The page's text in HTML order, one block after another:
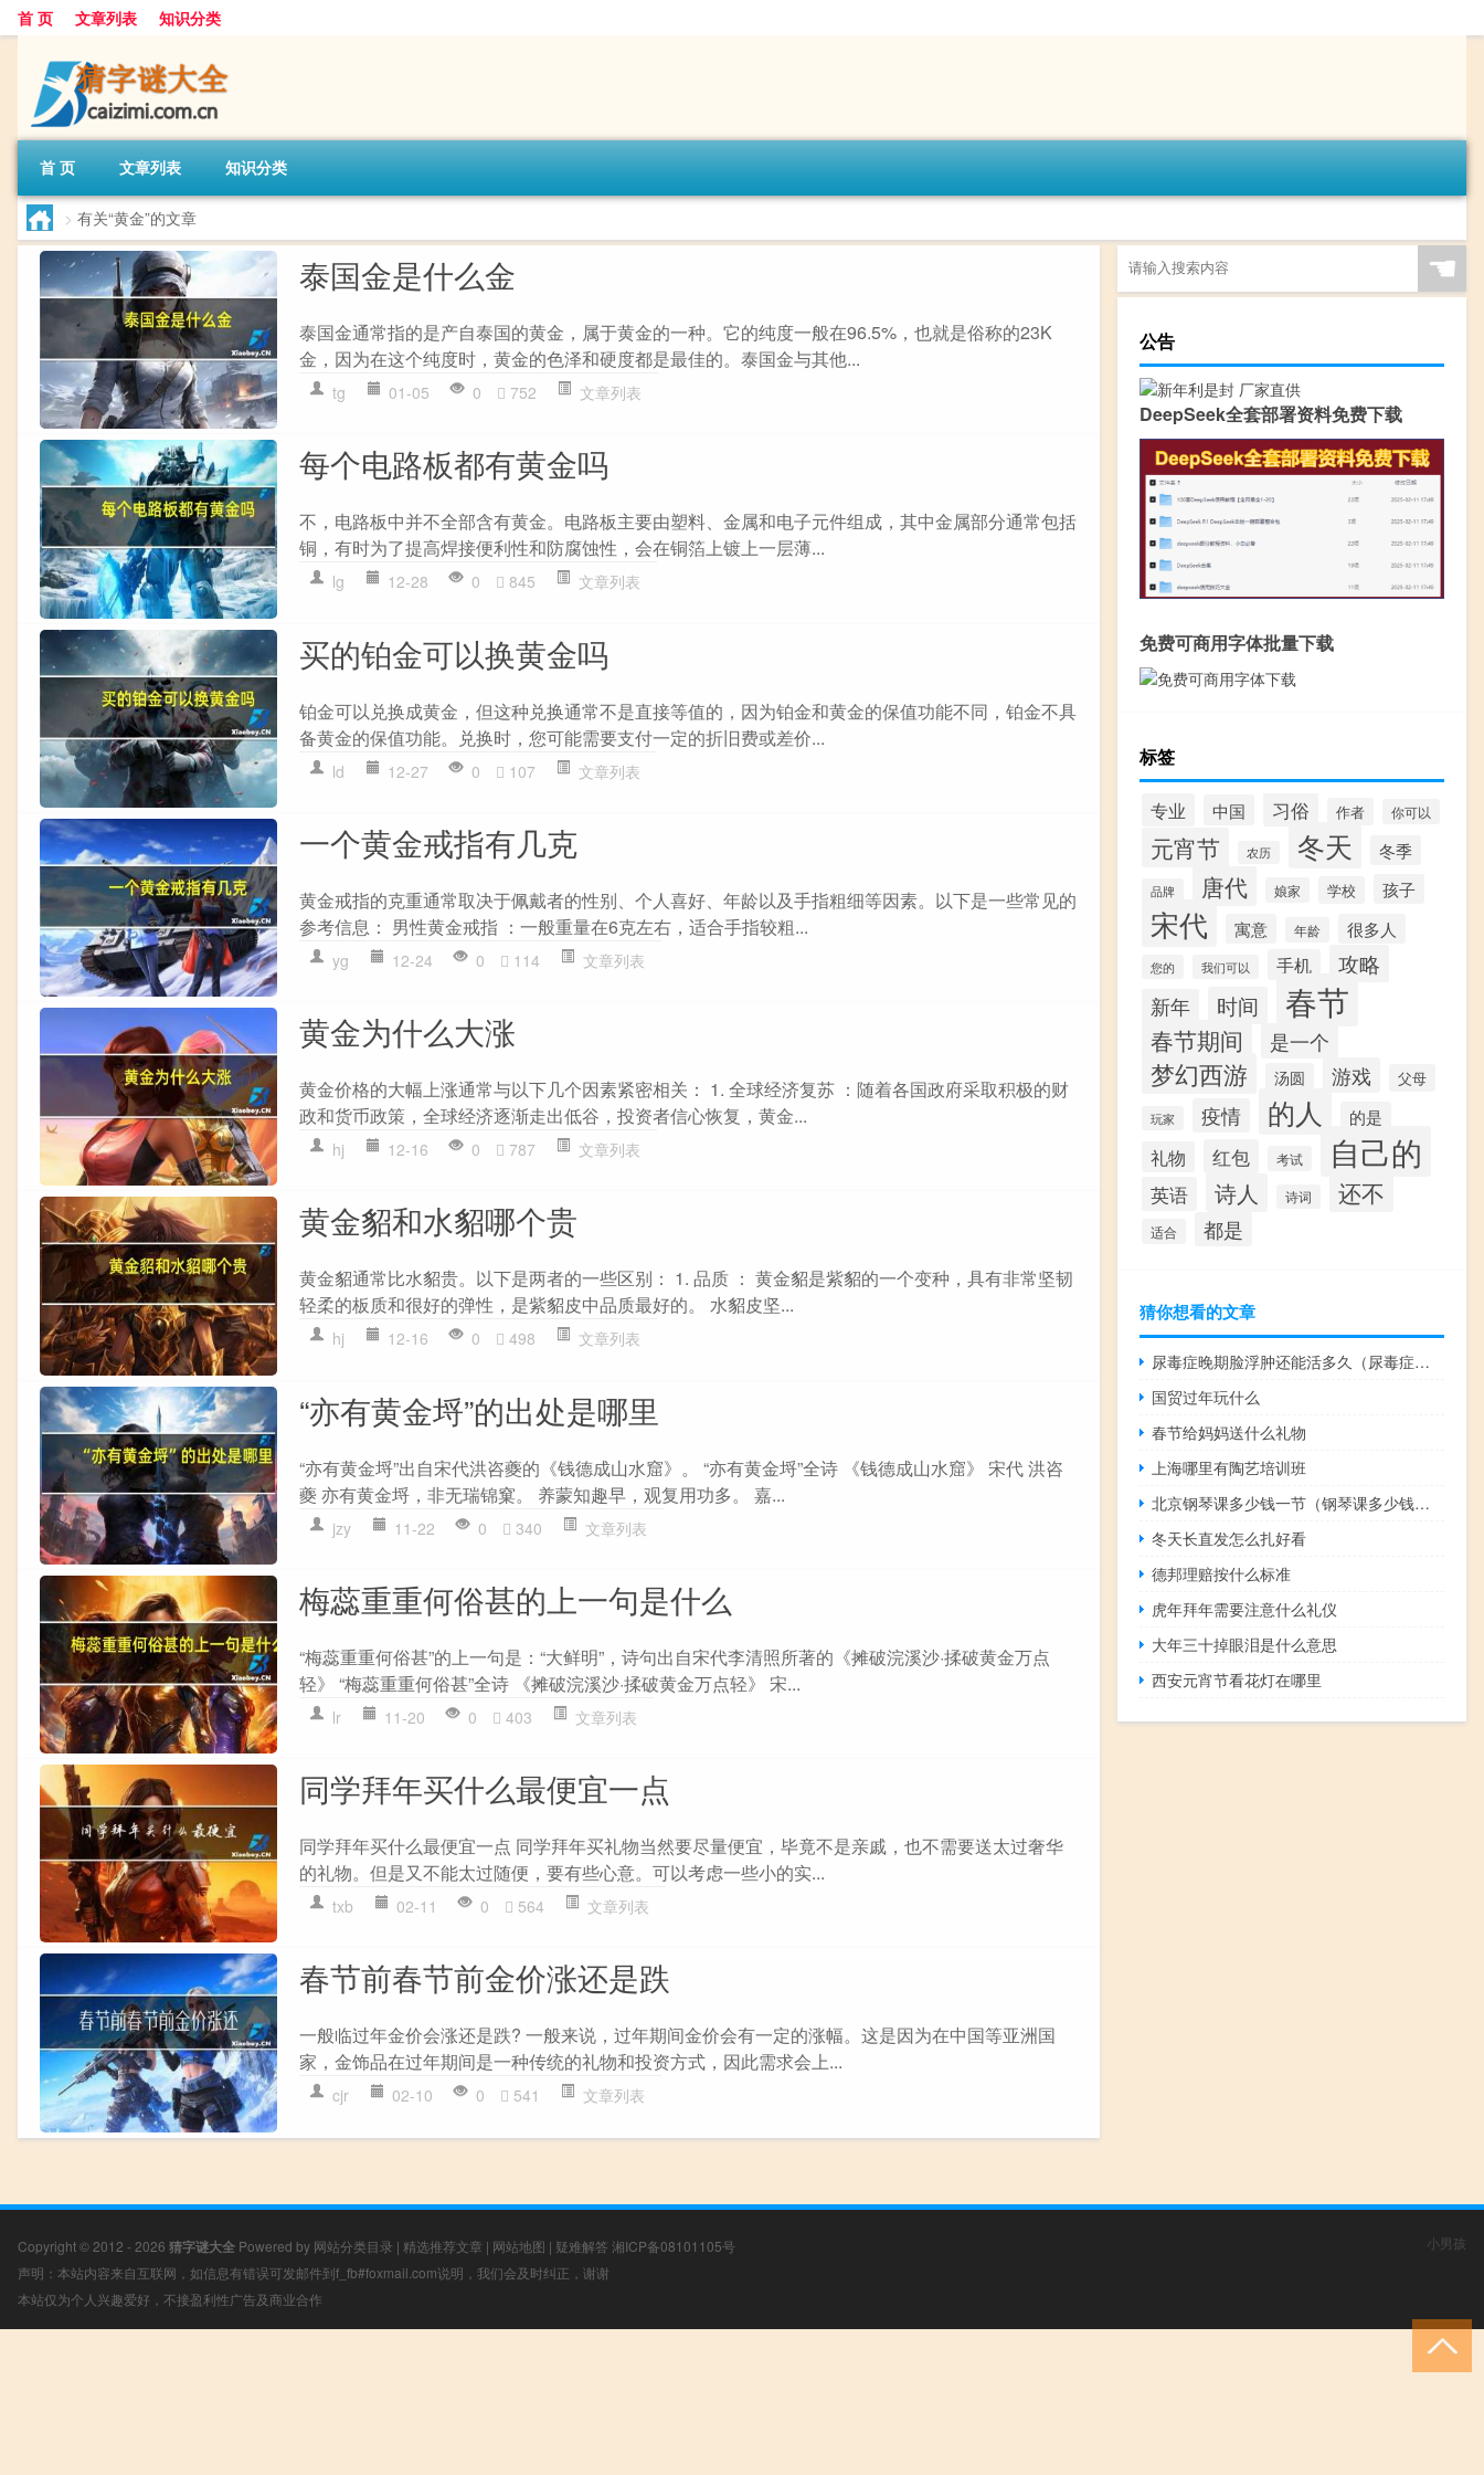
首 页 文章列表 知识分类
首 页 文章列表 知识分类
> 有关“黄金”的文章
泰国金是什么金
泰国金通常指的是产自泰国的黄金，属于黄金的一种。它的纯度一般在96.5%，也就是俗称的23K
金，因为在这个纯度时，黄金的色泽和硬度都是最佳的。泰国金与其他...
tg 01-05 0 752 文章列表
每个电路板都有黄金吗
不，电路板中并不全部含有黄金。电路板主要由塑料、金属和电子元件组成，其中金属部分通常包括
铜，有时为了提高焊接便利性和防腐蚀性，会在铜箔上镀上一层薄...
lg 12-28 0 845 文章列表
买的铂金可以换黄金吗
铂金可以兑换成黄金，但这种兑换通常不是直接等值的，因为铂金和黄金的保值功能不同，铂金不具
备黄金的保值功能。兑换时，您可能需要支付一定的折旧费或差价...
ld 12-27 0 107 文章列表
一个黄金戒指有几克
黄金戒指的克重通常取决于佩戴者的性别、个人喜好、年龄以及手指粗细等因素。以下是一些常见的
参考信息： 男性黄金戒指 ：一般重量在6克左右，适合手指较粗...
yg 12-24 0 114 文章列表
黄金为什么大涨
黄金价格的大幅上涨通常与以下几个因素紧密相关： 1. 全球经济复苏 ：随着各国政府采取积极的财
政和货币政策，全球经济逐渐走出低谷，投资者信心恢复，黄金...
hj 12-16 0 787 文章列表
黄金貂和水貂哪个贵
黄金貂通常比水貂贵。以下是两者的一些区别： 1. 品质 ： 黄金貂是紫貂的一个变种，具有非常坚韧
轻柔的板质和很好的弹性，是紫貂皮中品质最好的。 水貂皮坚...
hj 12-16 0 498 文章列表
“亦有黄金埒”的出处是哪里
“亦有黄金埒”出自宋代洪咨夔的《钱德成山水窟》。 “亦有黄金埒”全诗 《钱德成山水窟》 宋代 洪咨
夔 亦有黄金埒，非无瑞锦窠。 养蒙知趣早，观复用功多。 嘉...
jzy 11-22 0 340 文章列表
梅蕊重重何俗甚的上一句是什么
“梅蕊重重何俗甚”的上一句是：“大鲜明”，诗句出自宋代李清照所著的《摊破浣溪沙·揉破黄金万点
轻》 “梅蕊重重何俗甚”全诗 《摊破浣溪沙·揉破黄金万点轻》 宋...
lr 11-20 0 403 文章列表
同学拜年买什么最便宜一点
同学拜年买什么最便宜一点 同学拜年买礼物当然要尽量便宜，毕竟不是亲戚，也不需要送太过奢华
的礼物。但是又不能太过随便，要有些心意。可以考虑一些小的实...
txb 02-11 0 564 文章列表
春节前春节前金价涨还是跌
一般临过年金价会涨还是跌? 一般来说，过年期间金价会有一定的涨幅。这是因为在中国等亚洲国
家，金饰品在过年期间是一种传统的礼物和投资方式，因此需求会上...
cjr 02-10 0 541 文章列表
☚
公告
DeepSeek全套部署资料免费下载
免费可商用字体批量下载
标签
专业 中国 习俗 作者 你可以
元宵节 农历 冬天 冬季
品牌 唐代 娘家 学校 孩子
宋代 寓意 年龄 很多人
您的 我们可以 手机 攻略
新年 时间 春节
春节期间 是一个
梦幻西游 汤圆 游戏 父母
玩家 疫情 的人 的是
礼物 红包 考试 自己的
英语 诗人 诗词 还不
适合 都是
猜你想看的文章
尿毒症晚期脸浮肿还能活多久（尿毒症晚期）
国贸过年玩什么
春节给妈妈送什么礼物
上海哪里有陶艺培训班
北京钢琴课多少钱一节（钢琴课多少钱一节）
冬天长直发怎么扎好看
德邦理赔按什么标准
虎年拜年需要注意什么礼仪
大年三十掉眼泪是什么意思
西安元宵节看花灯在哪里
Copyright © 2012 - 2026 猜字谜大全 Powered by 网站分类目录 | 精选推荐文章 | 网站地图 | 疑难解答 湘ICP备08101105号
声明：本站内容来自互联网，如信息有错误可发邮件到f_fb#foxmail.com说明，我们会及时纠正，谢谢
本站仅为个人兴趣爱好，不接盈利性广告及商业合作
小男孩